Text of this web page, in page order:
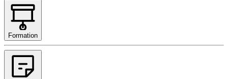
Formation